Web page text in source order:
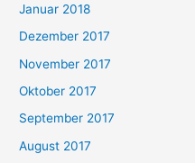
Januar 2018
Dezember 2017
November 2017
Oktober 2017
September 2017
August 2017